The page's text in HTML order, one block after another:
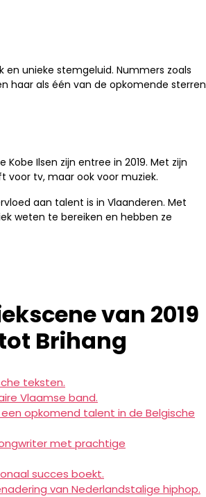
en unieke stemgeluid. Nummers zoals
haar als één van de opkomende sterren
Ilsen zijn entree in 2019. Met zijn
voor tv, maar ook voor muziek.
aan talent is in Vlaanderen. Met
weten te bereiken en hebben ze
van 2019
Brihang
teksten.
Vlaamse band.
opkomend talent in de Belgische
met prachtige
succes boekt.
van Nederlandstalige hiphop.